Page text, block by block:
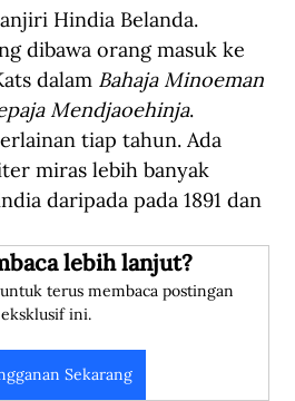
Hindia Belanda.
dibawa orang masuk ke
dalam Bahaja Minoeman
Mendjaoehinja.
tiap tahun. Ada
miras lebih banyak
daripada pada 1891 dan
lebih lanjut?
terus membaca postingan
eksklusif ini.
Sekarang